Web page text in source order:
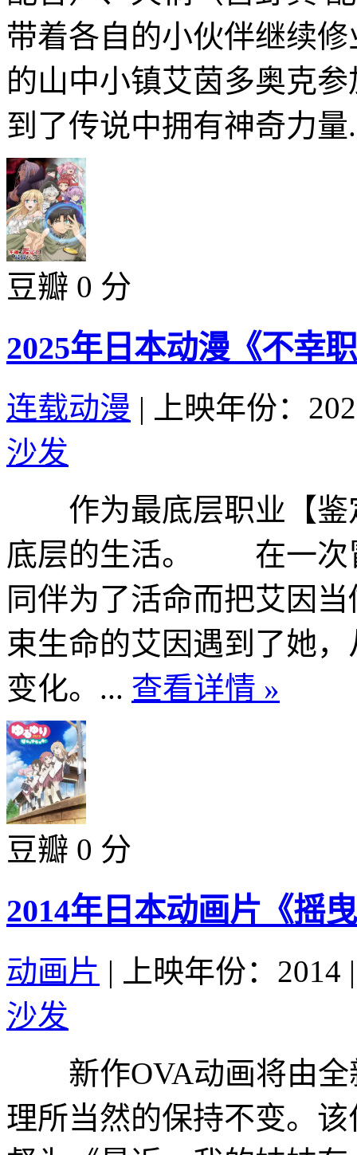
带着各自的小伙伴继续
的山中小镇艾茵多奥克
到了传说中拥有神奇力
豆瓣 0 分
2025年日本动漫《不幸
连载动漫 |
上映年份：
沙发
作为最底层职业【鉴
底层的生活。 在一次
同伴为了活命而把艾
束生命的艾因遇到了她
变化。... 查看详情 »
豆瓣 0 分
2014年日本动画片《摇
动画片 | 上映年份：2014 |
沙发
新作OVA动画将由全
理所当然的保持不变。